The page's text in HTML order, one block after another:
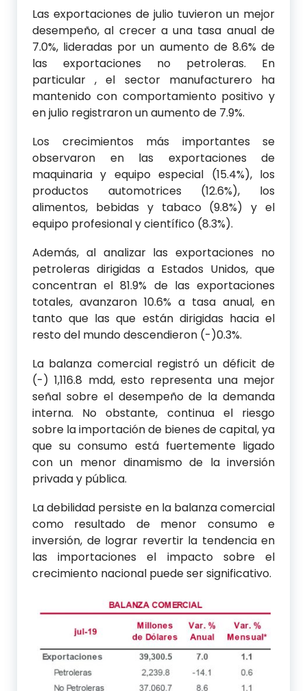
Las exportaciones de julio tuvieron un mejor
desempeño, al crecer a una tasa anual de
7.0%, lideradas por un aumento de 8.6% de
las exportaciones no petroleras. En
particular , el sector manufacturero ha
mantenido con comportamiento positivo y
en julio registraron un aumento de 7.9%.
Los crecimientos más importantes se
observaron en las exportaciones de
maquinaria y equipo especial (15.4%), los
productos automotrices (12.6%), los
alimentos, bebidas y tabaco (9.8%) y el
equipo profesional y científico (8.3%).
Además, al analizar las exportaciones no
petroleras dirigidas a Estados Unidos, que
concentran el 81.9% de las exportaciones
totales, avanzaron 10.6% a tasa anual, en
tanto que las que están dirigidas hacia el
resto del mundo descendieron (-)0.3%.
La balanza comercial registró un déficit de
(-) 1,116.8 mdd, esto representa una mejor
señal sobre el desempeño de la demanda
interna. No obstante, continua el riesgo
sobre la importación de bienes de capital, ya
que su consumo está fuertemente ligado
con un menor dinamismo de la inversión
privada y pública.
La debilidad persiste en la balanza comercial
como resultado de menor consumo e
inversión, de lograr revertir la tendencia en
las importaciones el impacto sobre el
crecimiento nacional puede ser significativo.